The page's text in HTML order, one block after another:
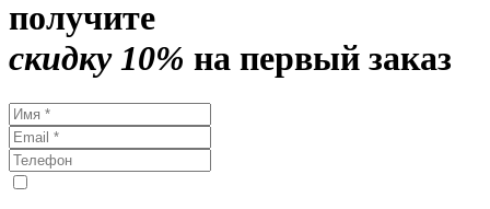
получите
скидку 10% на первый заказ